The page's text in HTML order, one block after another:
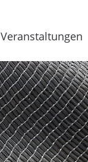
Veranstaltungen